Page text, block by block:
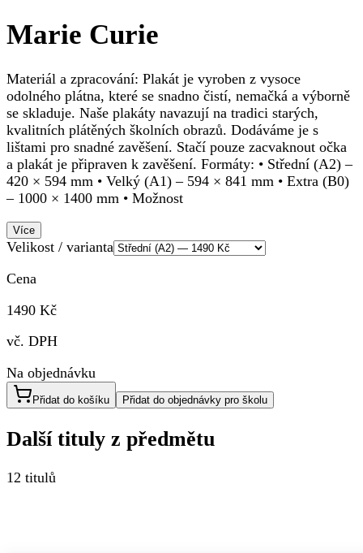
Marie Curie
Materiál a zpracování: Plakát je vyroben z vysoce
odolného plátna, které se snadno čistí, nemačká a výborně
se skladuje. Naše plakáty navazují na tradici starých,
kvalitních plátěných školních obrazů. Dodáváme je s
lištami pro snadné zavěšení. Stačí pouze zacvaknout očka
a plakát je připraven k zavěšení. Formáty: • Střední (A2) –
420 × 594 mm • Velký (A1) – 594 × 841 mm • Extra (B0)
– 1000 × 1400 mm • Možnost
Více
Velikost / varianta
Cena
1490 Kč
vč. DPH
Na objednávku
Přidat do košíku Přidat do objednávky pro školu
Další tituly z předmětu
12 titulů